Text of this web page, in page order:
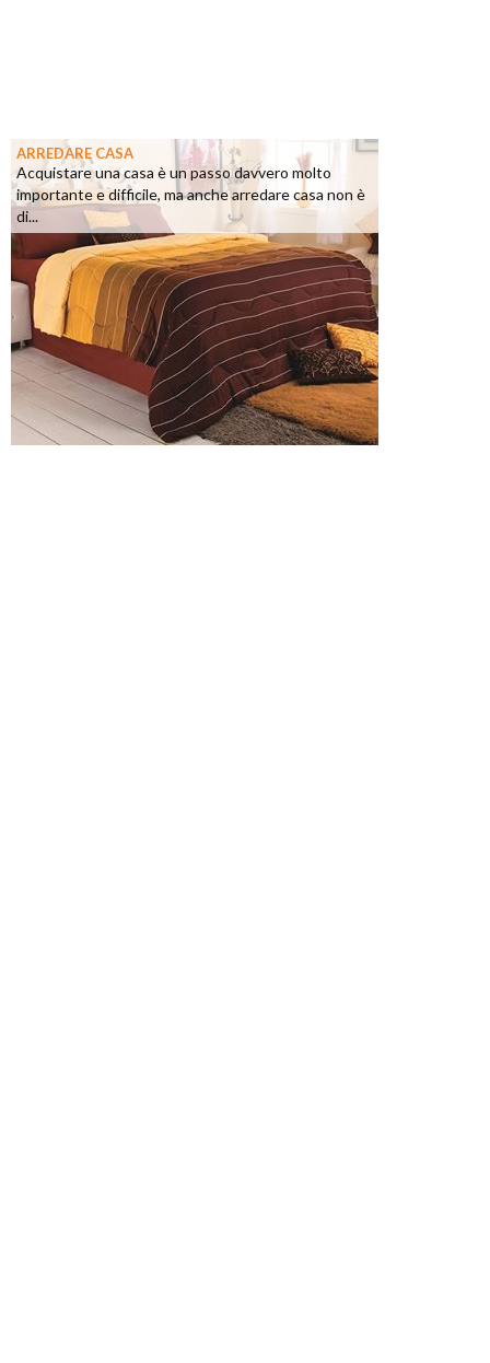
ARREDARE CASA
Acquistare una casa è un passo davvero molto
importante e difficile, ma anche arredare casa non è
di...